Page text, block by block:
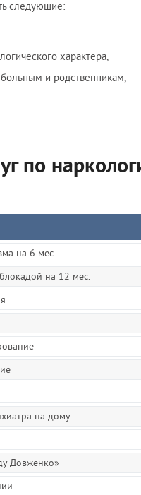
следующие:
характера,
и родственникам,
по
на 6 мес.
на 12 мес.
на дому
Довженко»